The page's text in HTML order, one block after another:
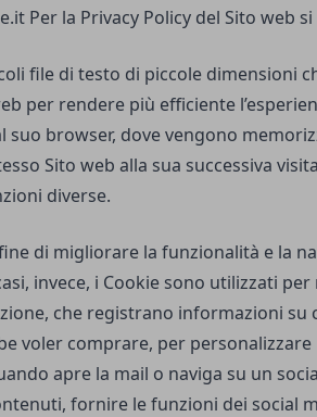
Per la Privacy Policy del Sito web
file di testo di piccole dimensioni
per rendere più efficiente
suo browser, dove vengono
Sito web alla sua successiva
diverse.
di migliorare la funzionalità e la
invece, i Cookie sono utilizzati
che registrano informazioni su
voler comprare, per
apre la mail o naviga su un
fornire le funzioni dei social